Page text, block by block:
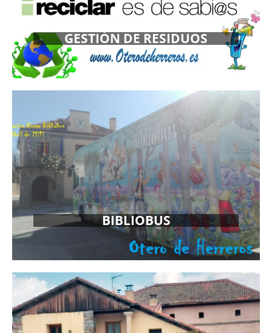
GESTIÓN DE RESIDUOS
MÁS INFORMACIÓN
BIBLIOBUS
MÁS INFORMACIÓN